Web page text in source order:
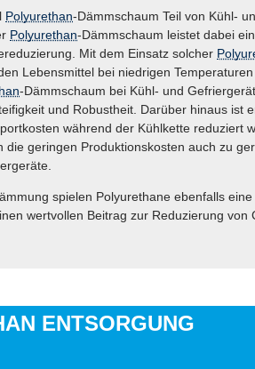
Polyurethan-Dämmschaum Teil von Kühl-
Polyurethan-Dämmschaum leistet dabei
Mit dem Einsatz solcher
Lebensmittel bei niedrigen
-Dämmschaum bei Kühl- und
und Robustheit. Darüber hinaus ist
während der Kühlkette reduziert
die geringen Produktionskosten auch zu
spielen Polyurethane ebenfalls
wertvollen Beitrag zur Reduzierung von
ENTSORGUNG